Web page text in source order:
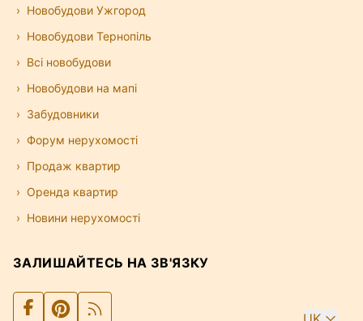
Новобудови Ужгород
Новобудови Тернопіль
Всі новобудови
Новобудови на мапі
Забудовники
Форум нерухомості
Продаж квартир
Оренда квартир
Новини нерухомості
ЗАЛИШАЙТЕСЬ НА ЗВ'ЯЗКУ